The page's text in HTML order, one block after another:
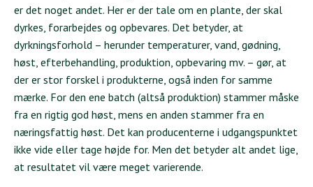
er det noget andet. Her er der tale om en plante, der skal
dyrkes, forarbejdes og opbevares. Det betyder, at
dyrkningsforhold – herunder temperaturer, vand, gødning,
høst, efterbehandling, produktion, opbevaring mv. – gør, at
der er stor forskel i produkterne, også inden for samme
mærke. For den ene batch (altså produktion) stammer måske
fra en rigtig god høst, mens en anden stammer fra en
næringsfattig høst. Det kan producenterne i udgangspunktet
ikke vide eller tage højde for. Men det betyder alt andet lige,
at resultatet vil være meget varierende.